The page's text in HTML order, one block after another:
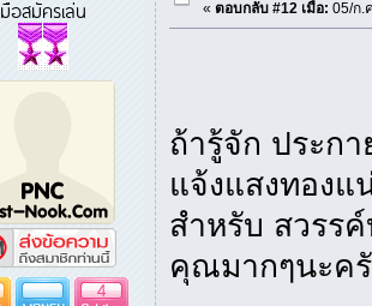
มือสมัครเล่น
4
«ตอบกลับ #12 เมื่อ: 05/ก.
ถ้ารู้จัก ประก
แจ้งแสงทอง
สำหรับ สวรร
คุณมากๆนะค